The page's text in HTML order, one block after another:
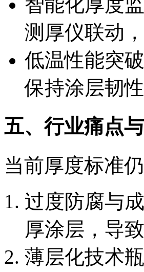
测厚仪联动
低温性能突
保持涂层韧
五、行业痛点
当前厚度标准
过度防腐与
厚涂层，导
薄层化技术